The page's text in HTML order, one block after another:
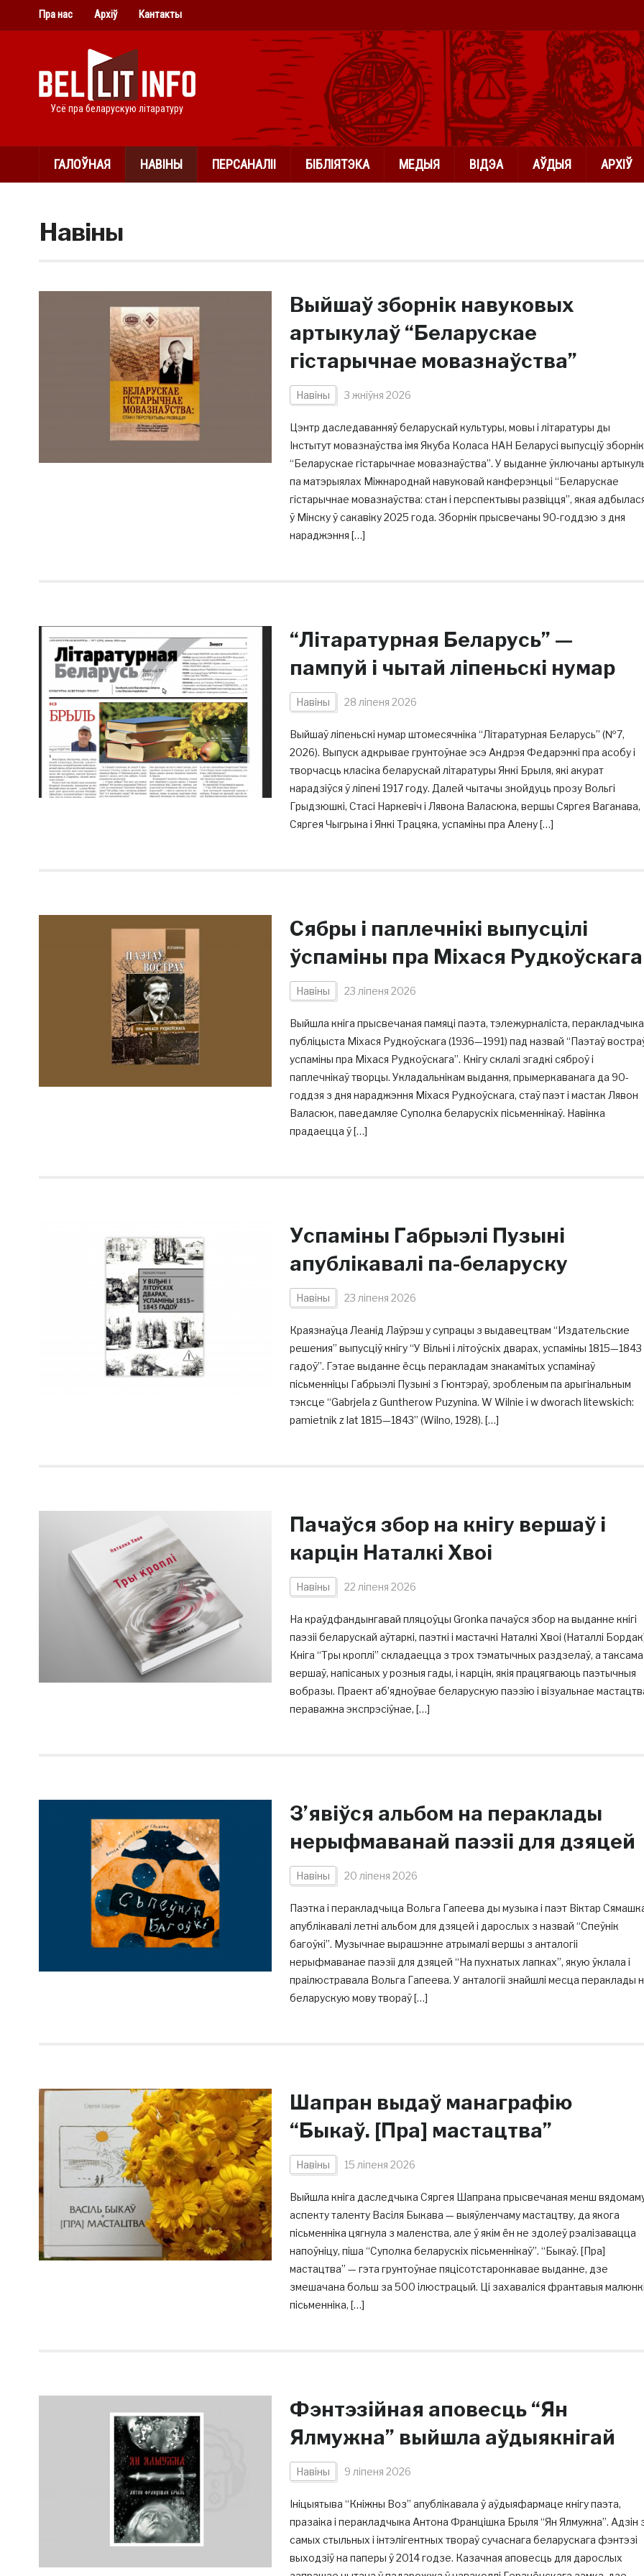
Пра нас Архіў Кантакты
Усё пра беларускую літаратуру
ГАЛОЎНАЯ НАВІНЫ ПЕРСАНАЛІІ БІБЛІЯТЭКА МЕДЫЯ ВІДЭА АЎДЫЯ АРХІЎ
Навіны
Выйшаў зборнік навуковых
артыкулаў “Беларускае
гістарычнае мовазнаўства”
Навіны 3 жніўня 2026
Цэнтр даследаванняў беларускай культуры, мовы і літаратуры ды
Інстытут мовазнаўства імя Якуба Коласа НАН Беларусі выпусціў зборнік
“Беларускае гістарычнае мовазнаўства”. У выданне ўключаны
па матэрыялах Міжнароднай навуковай канферэнцыі “Беларускае
гістарычнае мовазнаўства: стан і перспектывы развіцця”, якая
ў Мінску ў сакавіку 2025 года. Зборнік прысвечаны 90-годдзю з дня
нараджэння […]
“Літаратурная Беларусь” —
пампуй і чытай ліпеньскі нумар
Навіны 28 ліпеня 2026
Выйшаў ліпеньскі нумар штомесячніка “Літаратурная Беларусь” (№7,
2026). Выпуск адкрывае грунтоўнае эсэ Андрэя Федарэнкі пра асобу і
творчасць класіка беларускай літаратуры Янкі Брыля, які акурат
нарадзіўся ў ліпені 1917 году. Далей чытачы знойдуць прозу Вольгі
Грыдзюшкі, Стасі Наркевіч і Лявона Валасюка, вершы Сяргея Ваганава,
Сяргея Чыгрына і Янкі Трацяка, успаміны пра Алену […]
Сябры і паплечнікі выпусцілі
ўспаміны пра Міхася Рудкоўскага
Навіны 23 ліпеня 2026
Выйшла кніга прысвечаная памяці паэта, тэлежурналіста, перакладчыка
публіцыста Міхася Рудкоўскага (1936—1991) пад назвай “Паэтаў
успаміны пра Міхася Рудкоўскага”. Кнігу склалі згадкі сяброў і
паплечнікаў творцы. Укладальнікам выдання, прымеркаванага да 90-
годдзя з дня нараджэння Міхася Рудкоўскага, стаў паэт і мастак Лявон
Валасюк, паведамляе Суполка беларускіх пісьменнікаў. Навінка
прадаецца ў […]
Успаміны Габрыэлі Пузыні
апублікавалі па-беларуску
Навіны 23 ліпеня 2026
Краязнаўца Леанід Лаўрэш у супрацы з выдавецтвам “Издательские
решения” выпусціў кнігу “У Вільні і літоўскіх дварах, успаміны 1815—1843
гадоў”. Гэтае выданне ёсць перакладам знакамiтых успамiнаў
пiсьменнiцы Габрыэлi Пузынi з Гюнтэраў, зробленым па арыгінальным
тэксце “Gabrjela z Guntherow Puzynina. W Wilnie i w dworach litewskich:
pamietnik z lat 1815—1843” (Wilno, 1928). […]
Пачаўся збор на кнігу вершаў і
карцін Наталкі Хвоі
Навіны 22 ліпеня 2026
На краўдфандынгавай пляцоўцы Gronka пачаўся збор на выданне кнігі
паэзіі беларускай аўтаркі, паэткі і мастачкі Наталкі Хвоі (Наталлі
Кніга “Тры кроплі” складаецца з трох тэматычных раздзелаў, а
вершаў, напісаных у розныя гады, і карцін, якія працягваюць паэтычныя
вобразы. Праект аб’ядноўвае беларускую паэзію і візуальнае
пераважна экспрэсіўнае, […]
З’явіўся альбом на пераклады
нерыфмаванай паэзіі для дзяцей
Навіны 20 ліпеня 2026
Паэтка і перакладчыца Вольга Гапеева ды музыка і паэт Віктар
апублікавалі летні альбом для дзяцей і дарослых з назвай “Спеўнік
багоўкі”. Музычнае вырашэнне атрымалі вершы з анталогіі
нерыфмаванае паэзіі для дзяцей “На пухнатых лапках”, якую ўклала і
праілюстравала Вольга Гапеева. У анталогіі знайшлі месца пераклады
беларускую мову твораў […]
Шапран выдаў манаграфію
“Быкаў. [Пра] мастацтва”
Навіны 15 ліпеня 2026
Выйшла кніга даследчыка Сяргея Шапрана прысвечаная менш
аспекту таленту Васіля Быкава — выяўленчаму мастацтву, да якога
пісьменніка цягнула з маленства, але ў якім ён не здолеў рэалізавацца
напоўніцу, піша “Суполка беларускіх пісьменнікаў”. “Быкаў. [Пра]
мастацтва” — гэта грунтоўнае пяцісотстаронкавае выданне, дзе
змешачана больш за 500 ілюстрацый. Ці захаваліся франтавыя
пісьменніка, […]
Фэнтэзійная аповесць “Ян
Ялмужна” выйшла аўдыякнігай
Навіны 9 ліпеня 2026
Ініцыятыва “Кніжны Воз” апублікавала ў аўдыяфармаце кнігу паэта,
празаіка і перакладчыка Антона Францішка Брыля “Ян Ялмужна”. Адзін
самых стыльных і інтэлігентных твораў сучаснага беларускага фэнтэзі
выходзіў на паперы ў 2014 годзе. Казачная аповесць для дарослых